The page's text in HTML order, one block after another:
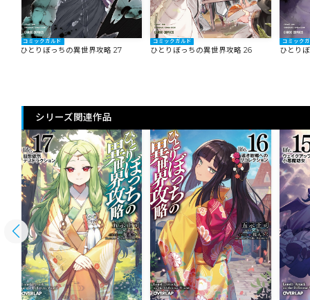
コミックガルド
ひとりぼっちの異世界攻略 27
コミックガルド
ひとりぼっちの異世界攻略 26
コミック
ひとり
シリーズ関連作品